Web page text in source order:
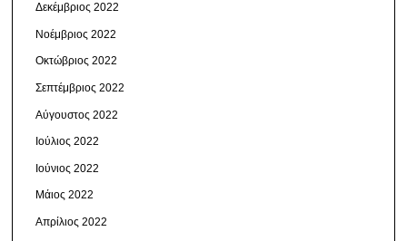
Δεκέμβριος 2022
Νοέμβριος 2022
Οκτώβριος 2022
Σεπτέμβριος 2022
Αύγουστος 2022
Ιούλιος 2022
Ιούνιος 2022
Μάιος 2022
Απρίλιος 2022